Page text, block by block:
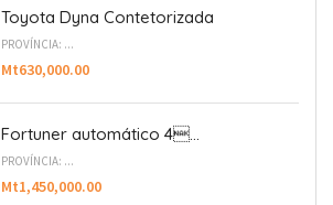
Toyota Dyna Contetorizada
PROVÍNCIA: ...
Mt630,000.00
Fortuner automático 4...
PROVÍNCIA: ...
Mt1,450,000.00